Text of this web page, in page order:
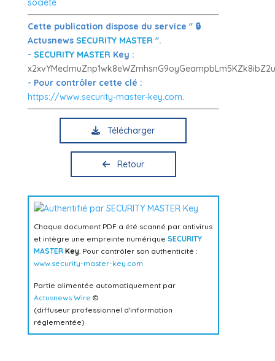
Cette publication dispose du service " 🔒
Actusnews SECURITY MASTER".
- SECURITY MASTERKey :
- Pour contrôler cette clé :
https://www.security-master-key.com
Télécharger
Retour
Chaque document PDF a été scanné par antivirus
et intègre une empreinte numérique SECURITY
MASTERKey. Pour contrôler son authenticité :
www.security-master-key.com
Partie alimentée automatiquement par
Actusnews Wire ©
(diffuseur professionnel d'information
réglementée)